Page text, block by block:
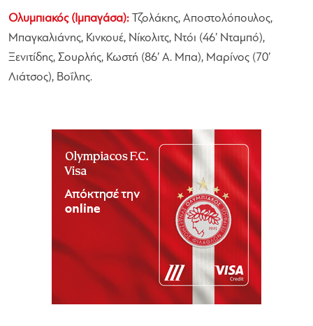
Ολυμπιακός (Ιμπαγάσα): Τζολάκης, Αποστολόπουλος,
Μπαγκαλιάνης, Κινκουέ, Νίκολιτς, Ντόι (46’ Νταμπό),
Ξενιτίδης, Σουρλής, Κωστή (86’ Α. Μπα), Μαρίνος (70’
Λιάτσος), Βοΐλης.